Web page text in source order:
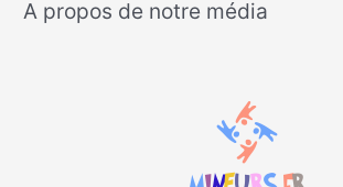
h
A propos de notre média